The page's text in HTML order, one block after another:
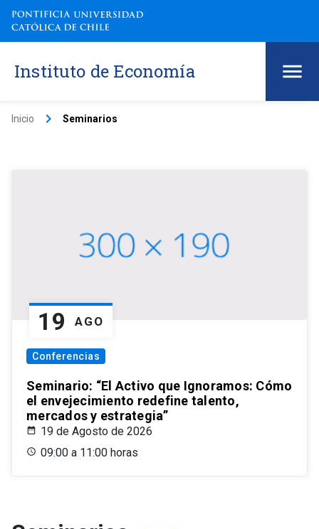
Instituto de Economía
Inicio keyboard_arrow_right Seminarios
19 AGO
Conferencias
Seminario: “El Activo que Ignoramos: Cómo
el envejecimiento redefine talento,
mercados y estrategia”
19 de Agosto de 2026
09:00 a 11:00 horas